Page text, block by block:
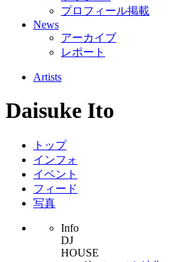
プロフィール掲載
News
アーカイブ
レポート
Artists
Daisuke Ito
トップ
インフォ
イベント
フィード
写真
Info
DJ
HOUSE